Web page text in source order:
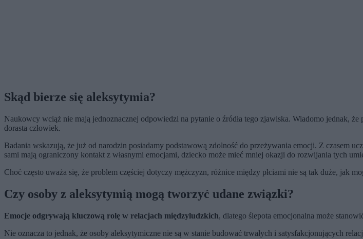
Skąd bierze się aleksytymia?
Naukowcy wciąż nie mają jednoznacznej odpowiedzi na pytanie o źródła tego zjawiska. Wiadomo jednak,
dorasta człowiek.
Badania wskazują, że już od narodzin posiadamy podstawową zdolność do przeżywania emocji. Z czasem
sami mają ograniczony kontakt z własnymi emocjami, dziecko może mieć mniej okazji do rozwijania tych
Choć często uważa się, że problem częściej dotyczy mężczyzn, różnice między płciami nie są tak duże, jak
Czy osoby z aleksytymią mogą tworzyć udane związki?
Emocje odgrywają kluczową rolę w relacjach międzyludzkich, dlatego ślepota emocjonalna może
Nie oznacza to jednak, że osoby aleksytymiczne nie są w stanie budować trwałych i satysfakcjonujących